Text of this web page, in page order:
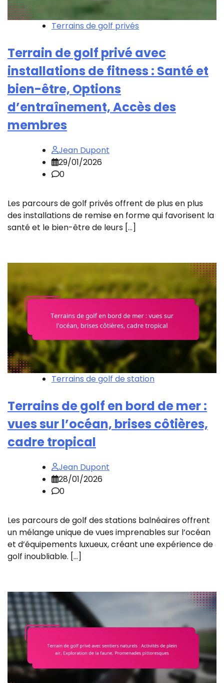
Terrains de golf privés
Terrain de golf privé avec
installations de fitness : Santé et
bien-être, Options
d’entraînement, Accès des
membres
Jean Dupont
29/01/2026
0
Les parcours de golf privés offrent de plus en plus
des installations de remise en forme qui favorisent la
santé et le bien-être de leurs […]
Terrains de golf de station
Terrains de golf en bord de mer :
vues sur l’océan, brises côtières,
cadre tropical
Jean Dupont
28/01/2026
0
Les parcours de golf des stations balnéaires offrent
un mélange unique de vues imprenables sur l’océan
et d’équipements luxueux, créant une expérience de
golf inoubliable. […]